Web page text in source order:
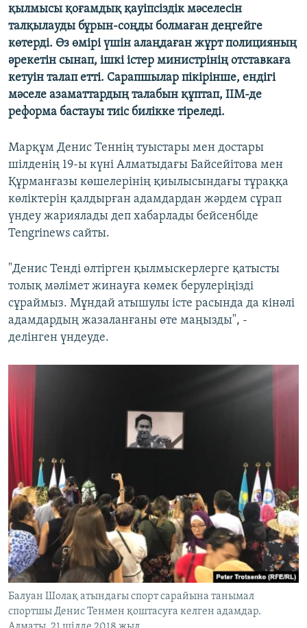
қылмысы қоғамдық қауіпсіздік мәселесін
талқылауды бұрын-соңды болмаған деңгейге
көтерді. Өз өмірі үшін алаңдаған жұрт полицияның
әрекетін сынап, ішкі істер министрінің отставкаға
кетуін талап етті. Сарапшылар пікірінше, ендігі
мәселе азаматтардың талабын құптап, ІІМ-де
реформа бастауы тиіс билікке тіреледі.
Марқұм Денис Теннің туыстары мен достары
шілденің 19-ы күні Алматыдағы Байсейітова мен
Құрманғазы көшелерінің қиылысындағы тұраққа
көліктерін қалдырған адамдардан жәрдем сұрап
үндеу жариялады деп хабарлады бейсенбіде
Tengrinews сайты.
"Денис Тенді өлтірген қылмыскерлерге қатысты
толық мәлімет жинауға көмек берулеріңізді
сұраймыз. Мұндай атышулы істе расында да кінәлі
адамдардың жазаланғаны өте маңызды", -
делінген үндеуде.
Балуан Шолақ атындағы спорт сарайына танымал
спортшы Денис Тенмен қоштасуға келген адамдар.